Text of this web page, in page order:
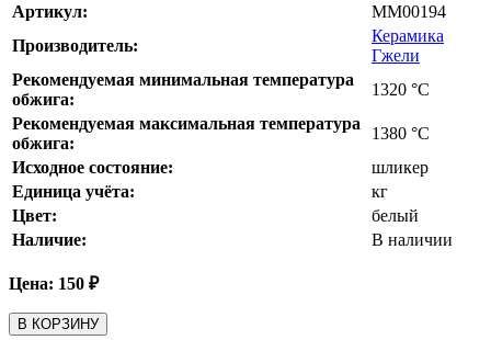
Артикул:
MM00194
Производитель:
Керамика
Гжели
Рекомендуемая минимальная температура
обжига:
1320 °С
Рекомендуемая максимальная температура
обжига:
1380 °С
Исходное состояние:
шликер
Единица учёта:
кг
Цвет:
белый
Наличие:
В наличии
Цена: 150 ₽
В КОРЗИНУ